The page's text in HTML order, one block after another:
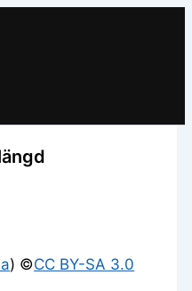
) ©️CC BY-SA 3.0